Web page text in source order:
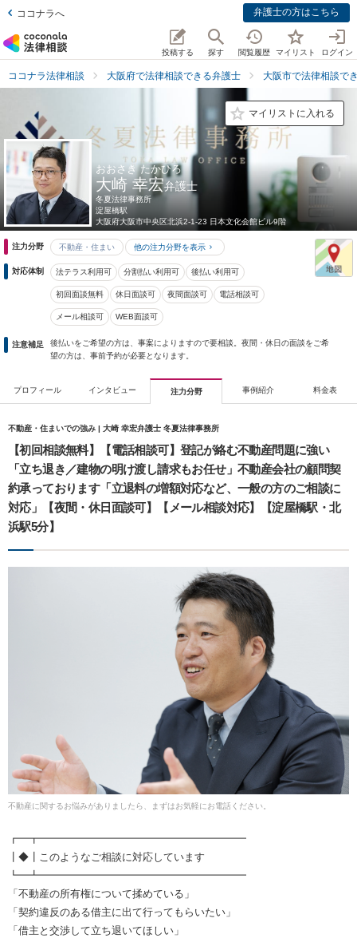
ココナラへ 弁護士の方はこちら
投稿する 探す 閲覧履歴 マイリスト ログイン
ココナラ法律相談 大阪府で法律相談できる弁護士 大阪市で法律相談で
マイリストに入れる
おおさき たかひろ
大崎 幸宏弁護士
冬夏法律事務所
淀屋橋駅
大阪府大阪市中央区北浜2-1-23 日本文化会館ビル9階
注力分野 不動産・住まい 他の注力分野を表示
対応体制 法テラス利用可 分割払い利用可 後払い利用可
初回面談無料 休日面談可 夜間面談可 電話相談可
メール相談可 WEB面談可
注意補足
後払いをご希望の方は、事案によりますので要相談。夜間・休日の面談をご希
望の方は、事前予約が必要となります。
プロフィール インタビュー 注力分野 事例紹介 料金表
不動産・住まいでの強み | 大崎 幸宏弁護士 冬夏法律事務所
【初回相談無料】【電話相談可】登記が絡む不動産問題に強い
「立ち退き／建物の明け渡し請求もお任せ」不動産会社の顧問契
約承っております「立退料の増額対応など、一般の方のご相談に
対応」【夜間・休日面談可】【メール相談対応】【淀屋橋駅・北
浜駅5分】
不動産に関するお悩みがありましたら、まずはお気軽にお電話ください。
┏━┳━━━━━━━━━━━━━━━━━━━━
┃◆┃このようなご相談に対応しています
┗━┻━━━━━━━━━━━━━━━━━━━━
「不動産の所有権について揉めている」
「契約違反のある借主に出て行ってもらいたい」
「借主と交渉して立ち退いてほしい」